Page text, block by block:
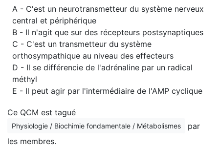
A - C'est un neurotransmetteur du système nerveux
central et périphérique
B - Il n'agit que sur des récepteurs postsynaptiques
C - C'est un transmetteur du système
orthosympathique au niveau des effecteurs
D - Il se différencie de l'adrénaline par un radical
méthyl
E - Il peut agir par l'intermédiaire de l'AMP cyclique
Ce QCM est tagué
Physiologie / Biochimie fondamentale / Métabolismes
par
les membres.